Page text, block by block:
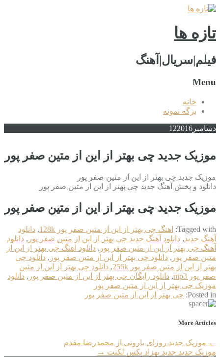
تازه ها
فیلم|سریال|آهنگ
Menu
خانه
برگه نمونه
دسامبر 122016
موزیک جدید چی بهتر از این از متین صفر پور
موزیک جدید چی بهتر از این از متین صفر پور
دانلود و پخش آهنگ جدید چی بهتر از این از متین صفر پور
موزیک جدید چی بهتر از این از متین صفر پور
Tagged with: اهنگ چی بهتر از این از متین صفر پور 128k , دانلود
آهنگ جدید, دانلود آهنگ جدید چی بهتر از این از متین صفر پور , دانلود
آهنگ چی بهتر از این از متین صفر پور , دانلود اهنگ چی بهتر از این از
متین صفر پور , دانلود چی بهتر از این از متین صفر پور , دانلود چی
بهتر از این از متین صفر پور 256k
, دانلود چی بهتر از این از متین
صفر پور mp3
, دانلود رایگان چی بهتر از این از متین صفر پور , دانلود
موزیک چی بهتر از این از متین صفر پور
Posted in: چی بهتر از این از متین صفر پور
More Articles
← موزیک جدید روزای بارونی از محمدرضا مقدم
موزیک جدید جديد بهزاد پکس لکنت →